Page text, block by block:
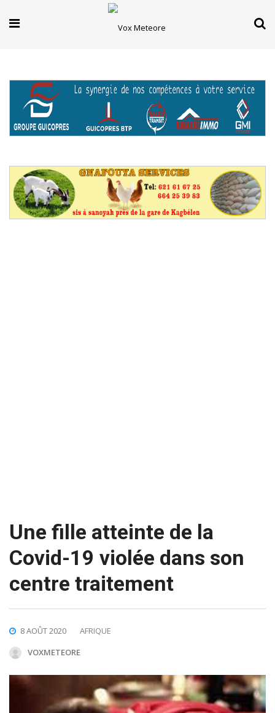
Une fille atteinte de la
Covid-19 violée dans son
centre traitement
8 AOÛT 2020
AFRIQUE
VOXMETEORE